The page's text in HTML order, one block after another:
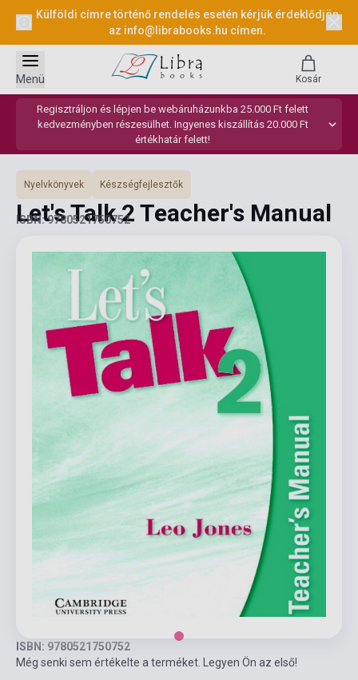
Külföldi címre történő rendelés esetén kérjük érdeklődjön
az info@librabooks.hu címen.
Regisztráljon és lépjen be webáruházunkba 25.000 Ft felett
kedvezményben részesülhet. Ingyenes kiszállítás 20.000 Ft
értékhatár felett!
Menü Kosár
Nyelvkönyvek Készségfejlesztők
Let's Talk 2 Teacher's Manual
ISBN: 9780521750752
ISBN: 9780521750752
Még senki sem értékelte a terméket. Legyen Ön az első!